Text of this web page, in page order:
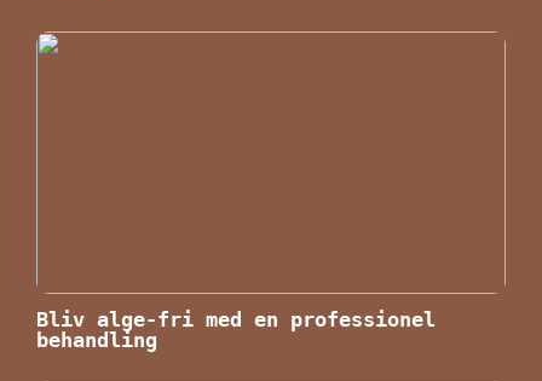
Bliv alge-fri med en professionel
behandling